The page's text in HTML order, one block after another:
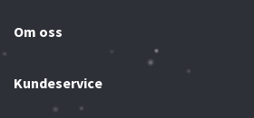
Om oss
Kundeservice